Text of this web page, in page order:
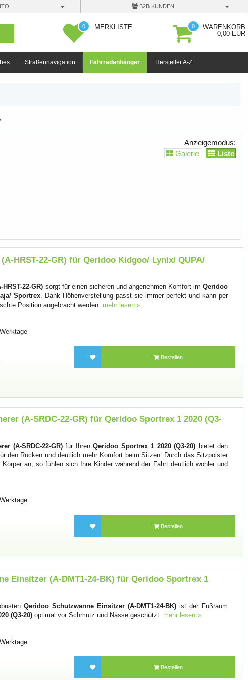
B2B KUNDEN
0 MERKLISTE 0
WARENKORB
0,00 EUR
Straßennavigation Fahrradanhänger Hersteller A-Z
Anzeigemodus:
Galerie
Liste
HRST-22-GR) für Qeridoo Kidgoo/ Lynix/ QUPA/
22-GR) sorgt für einen sicheren und angenehmen Komfort imQeridoo
Sportrex . Dank Höhenverstellung passt sie immer perfekt und kann per
Position angebracht werden. mehr lesen »
Bestellen
(A-SRDC-22-GR) für Qeridoo Sportrex 1 2020 (Q3-
(A-SRDC-22-GR)für IhrenQeridoo Sportrex 1 2020 (Q3-20) bietet den
den Rücken und deutlich mehr Komfort beim Sitzen. Durch das Sitzpolster
an, so fühlen sich Ihre Kinder während der Fahrt deutlich wohler und
Bestellen
Einsitzer (A-DMT1-24-BK) für Qeridoo Sportrex 1
Qeridoo Schutzwanne Einsitzer (A-DMT1-24-BK)ist der Fußraum
(Q3-20) optimal vor Schmutz und Nässe geschützt. mehr lesen »
Bestellen